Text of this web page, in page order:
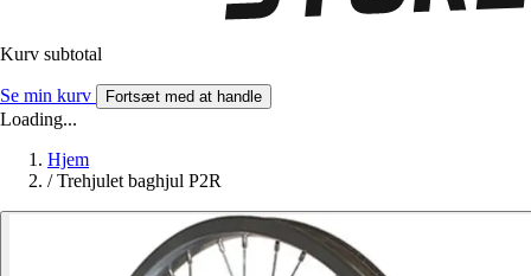
Kurv subtotal
Se min kurv Fortsæt med at handle
Loading...
Hjem
/ Trehjulet baghjul P2R